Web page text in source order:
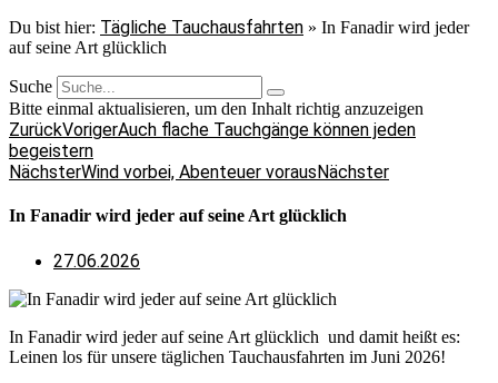
Du bist hier: Tägliche Tauchausfahrten » In Fanadir wird jeder
auf seine Art glücklich
Suche
Bitte einmal aktualisieren, um den Inhalt richtig anzuzeigen
ZurückVorigerAuch flache Tauchgänge können jeden
begeistern
NächsterWind vorbei, Abenteuer vorausNächster
In Fanadir wird jeder auf seine Art glücklich
27.06.2026
In Fanadir wird jeder auf seine Art glücklich und damit heißt es:
Leinen los für unsere täglichen Tauchausfahrten im Juni 2026!